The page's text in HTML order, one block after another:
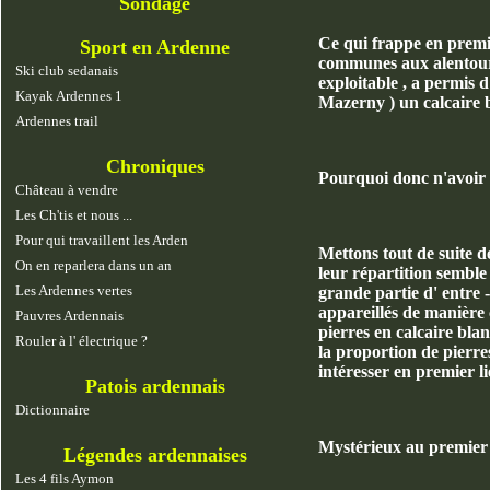
Sport en Ardenne
Ski club sedanais
Kayak Ardennes 1
Ardennes trail
Chroniques
Château à vendre
Les Ch'tis et nous ...
Pour qui travaillent les Arden
On en reparlera dans un an
Les Ardennes vertes
Pauvres Ardennais
Rouler à l' électrique ?
Patois ardennais
Dictionnaire
Légendes ardennaises
Les 4 fils Aymon
Ce qui frappe en
communes aux
exploitable , a permis
Mazerny ) un calcaire
Pourquoi donc n'avoir
Mettons tout de suite
leur répartition
grande partie d' entre -
appareillés de
pierres en calcaire
la proportion de
intéresser en premier
Mystérieux au